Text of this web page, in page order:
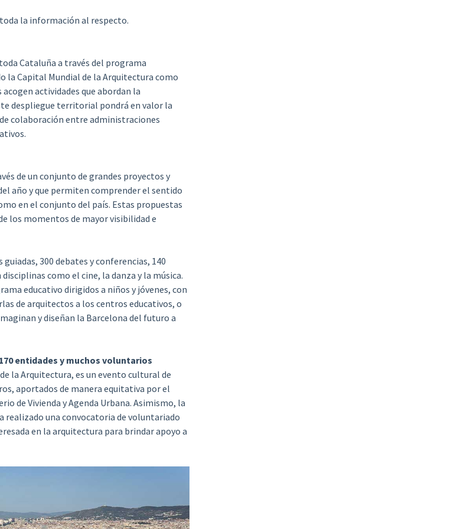
la información al respecto.
Cataluña a través del programa
la Capital Mundial de la Arquitectura como
actividades que abordan la
despliegue territorial pondrá en valor la
colaboración entre administraciones
de un conjunto de grandes proyectos y
año y que permiten comprender el sentido
en el conjunto del país. Estas propuestas
los momentos de mayor visibilidad e
300 debates y conferencias, 140
como el cine, la danza y la música.
educativo dirigidos a niños y jóvenes, con
de arquitectos a los centros educativos, o
y diseñan la Barcelona del futuro a
entidades y muchos voluntarios
la Arquitectura, es un evento cultural de
aportados de manera equitativa por el
de Vivienda y Agenda Urbana. Asimismo, la
realizado una convocatoria de voluntariado
en la arquitectura para brindar apoyo a